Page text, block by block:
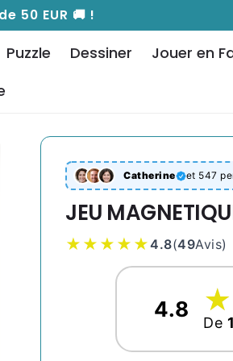
50 EUR 🚚 !
Puzzle Dessiner
Jouer en
Catherine et 547
JEU
★★★★★4.8(49Avis)
4.8 ☆
★
De